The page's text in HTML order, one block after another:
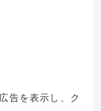
告を表示し、ク